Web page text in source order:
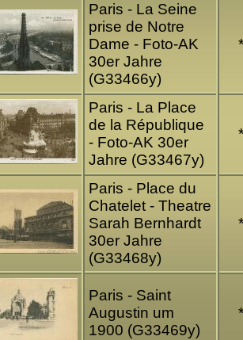
Paris - La Seine
prise de Notre
Dame - Foto-AK
30er Jahre
(G33466y)
*
Paris - La Place
de la République
- Foto-AK 30er
Jahre (G33467y)
*
Paris - Place du
Chatelet - Theatre
Sarah Bernhardt
30er Jahre
(G33468y)
*
Paris - Saint
Augustin um
1900 (G33469y)
*